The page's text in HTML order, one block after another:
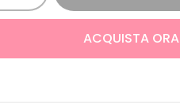
ACQUISTA ORA